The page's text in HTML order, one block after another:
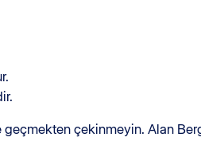
geçmekten çekinmeyin. Alan